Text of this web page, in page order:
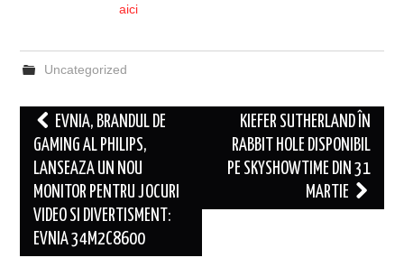
aici
Uncategorized
Post
navigation
EVNIA, BRANDUL DE
GAMING AL PHILIPS,
LANSEAZA UN NOU
MONITOR PENTRU JOCURI
VIDEO SI DIVERTISMENT:
EVNIA 34M2C8600
KIEFER SUTHERLAND ÎN
RABBIT HOLE DISPONIBIL
PE SKYSHOWTIME DIN 31
MARTIE